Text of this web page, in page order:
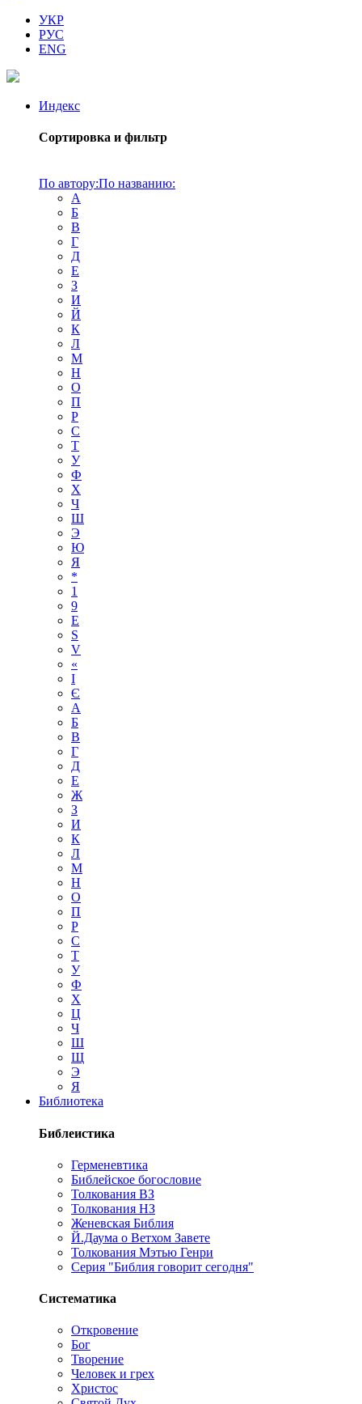
УКР
РУС
ENG
Индекс
Сортировка и фильтр
По автору:По названию:
А
Б
В
Г
Д
Е
З
И
Й
К
Л
М
Н
О
П
Р
С
Т
У
Ф
Х
Ч
Ш
Э
Ю
Я
*
1
9
E
S
V
«
І
Є
А
Б
В
Г
Д
Е
Ж
З
И
К
Л
М
Н
О
П
Р
С
Т
У
Ф
Х
Ц
Ч
Ш
Щ
Э
Я
Библиотека
Библеистика
Герменевтика
Библейское богословие
Толкования ВЗ
Толкования НЗ
Женевская Библия
Й.Даума о Ветхом Завете
Толкования Мэтью Генри
Серия "Библия говорит сегодня"
Систематика
Откровение
Бог
Творение
Человек и грех
Христос